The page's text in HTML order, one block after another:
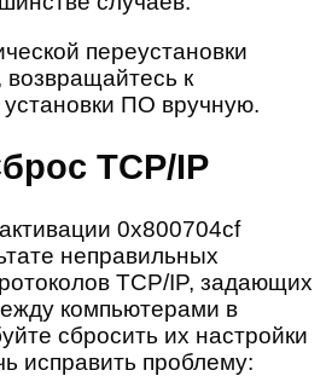
переустановки
к
установки ПО вручную.
TCP/IP
0x800704cf
неправильных
TCP/IP, задающих
компьютерами в
сбросить их настройки
исправить проблему: